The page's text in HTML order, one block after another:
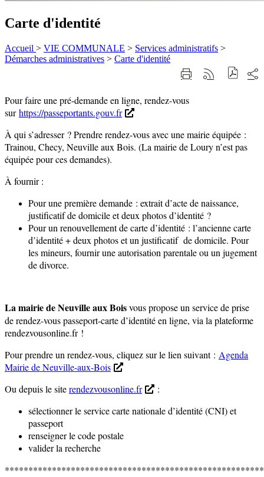
Carte d'identité
Accueil > VIE COMMUNALE > Services administratifs >
Démarches administratives > Carte d'identité
ImprimerGénérer
sur
RENDEZ-VOUS PASSEPORT -CARTE
Pour faire une pré-demande en ligne, rendez-vous
surhttps://passeportants.gouv.fr
À qui s’adresser ? Prendre rendez-vous avec une mairie équipée :
Trainou, Checy, Neuville aux Bois. (La mairie de Loury n’est pas
équipée pour ces demandes).
À fournir :
Pour une première demande : extrait d’acte de naissance,
justificatif de domicile et deux photos d’identité ?
Pour un renouvellement de carte d’identité : l’ancienne carte
d’identité + deux photos et un justificatif de domicile. Pour
les mineurs, fournir une autorisation parentale ou un jugement
de divorce.
La mairie de Neuville aux Boisvous propose un service de prise
de rendez-vous passeport-carte d’identité en ligne, via la plateforme
rendezvousonline.fr !
Pour prendre un rendez-vous, cliquez sur le lien suivant : Agenda
Mairie de Neuville-aux-Bois
Ou depuis le siterendezvousonline.fr
:
sélectionner le service carte nationale d’identité (CNI) et
passeport
renseigner le code postale
valider la recherche